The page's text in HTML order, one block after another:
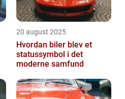
20 august 2025
Hvordan biler blev et
statussymbol i det
moderne samfund